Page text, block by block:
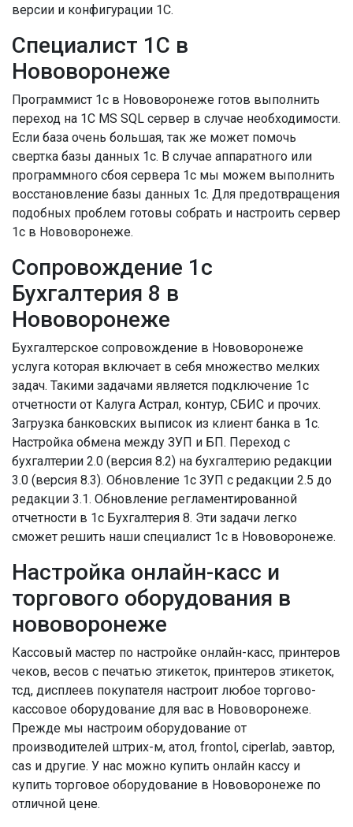
версии и конфигурации 1С.
Специалист 1С в
Нововоронеже
Программист 1с в Нововоронеже готов выполнить
переход на 1С MS SQL сервер в случае необходимости.
Если база очень большая, так же может помочь
свертка базы данных 1с. В случае аппаратного или
программного сбоя сервера 1с мы можем выполнить
восстановление базы данных 1с. Для предотвращения
подобных проблем готовы собрать и настроить сервер
1с в Нововоронеже.
Сопровождение 1с
Бухгалтерия 8 в
Нововоронеже
Бухгалтерское сопровождение в Нововоронеже
услуга которая включает в себя множество мелких
задач. Такими задачами является подключение 1с
отчетности от Калуга Астрал, контур, СБИС и прочих.
Загрузка банковских выписок из клиент банка в 1с.
Настройка обмена между ЗУП и БП. Переход с
бухгалтерии 2.0 (версия 8.2) на бухгалтерию редакции
3.0 (версия 8.3). Обновление 1с ЗУП с редакции 2.5 до
редакции 3.1. Обновление регламентированной
отчетности в 1с Бухгалтерия 8. Эти задачи легко
сможет решить наши специалист 1с в Нововоронеже.
Настройка онлайн-касс и
торгового оборудования в
нововоронеже
Кассовый мастер по настройке онлайн-касс, принтеров
чеков, весов с печатью этикеток, принтеров этикеток,
тсд, дисплеев покупателя настроит любое торгово-
кассовое оборудование для вас в Нововоронеже.
Прежде мы настроим оборудование от
производителей штрих-м, атол, frontol, ciperlab, эавтор,
cas и другие. У нас можно купить онлайн кассу и
купить торговое оборудование в Нововоронеже по
отличной цене.